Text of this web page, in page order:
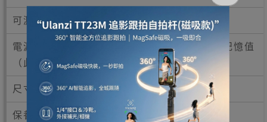
可測量臂圍: 22-32cm
電源： AAA電芯 x 4，更換電池後亦可保存記憶值
（此產品不包含電池，需另外配置）
尺寸長 x 闊 x 高： 約161 x 93 x 47mm
保養：12個月